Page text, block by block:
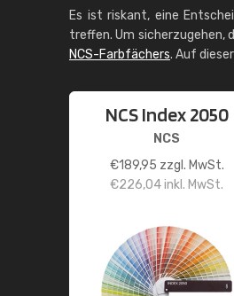
Es ist riskant, eine
treffen. Um sicherzugehen,
NCS-Farbfächers. Auf
NCS Index 2050
NCS
€189,95 zzgl. MwSt.
€226,04inkl. MwSt.